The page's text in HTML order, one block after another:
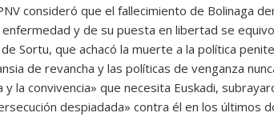
consideró que el fallecimiento de Bolinaga
y de su puesta en libertad se
Sortu, que achacó la muerte a la política
de revancha y las políticas de venganza
y la convivencia» que necesita Euskadi,
despiadada» contra él en los últimos